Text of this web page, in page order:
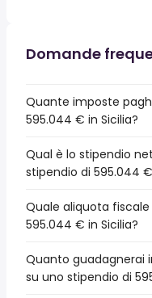
Domande
Quante imposte
595.044 € in Sicilia?
Qual è lo stipendio
stipendio di 595.044
Quale aliquota
595.044 € in Sicilia?
Quanto guadagnerai
su uno stipendio di